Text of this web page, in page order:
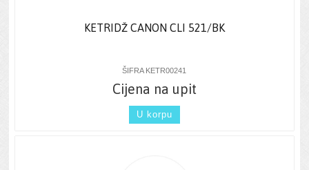
KETRIDŽ CANON CLI 521/BK
ŠIFRA KETR00241
Cijena na upit
U korpu